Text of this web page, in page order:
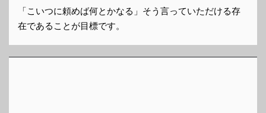
「こいつに頼めば何とかなる」そう言っていただける存
在であることが目標です。